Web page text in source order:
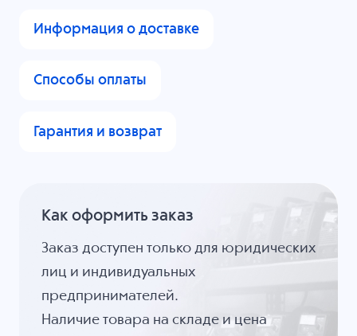
Информация о доставке
Способы оплаты
Гарантия и возврат
Как оформить заказ
Заказ доступен только для юридических
лиц и индивидуальных
предпринимателей.
Наличие товара на складе и цена